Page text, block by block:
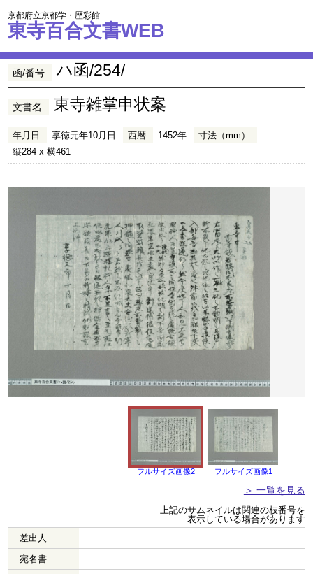
京都府立京都学・歴彩館
東寺百合文書WEB
函/番号 ハ函/254/
文書名 東寺雑掌申状案
年月日 享徳元年10月日 西暦 1452年
寸法（mm）
縦284 x 横461
フルサイズ画像2 フルサイズ画像1
＞ 一覧を見る
上記のサムネイルは関連の枝番号を
表示している場合があります
差出人
宛名書